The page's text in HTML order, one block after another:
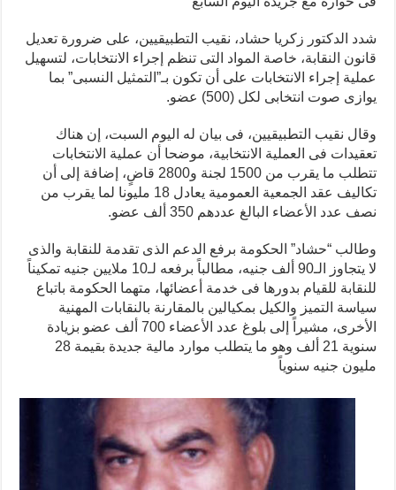
شدد الدكتور زكريا حشاد، نقيب التطبيقيين، على ضرورة تعديل
قانون النقابة، خاصة المواد التى تنظم إجراء الانتخابات، لتسهيل
عملية إجراء الانتخابات على أن تكون بـ”التمثيل النسبى” بما
يوازى صوت انتخابى لكل (500) عضو.
وقال نقيب التطبيقيين، فى بيان له اليوم السبت، إن هناك
تعقيدات فى العملية الانتخابية، موضحا أن عملية الانتخابات
تتطلب ما يقرب من 1500 لجنة و2800 قاضٍ، إضافة إلى أن
تكاليف عقد الجمعية العمومية يعادل 18 مليونا لما يقرب من
نصف عدد الأعضاء البالغ عددهم 350 ألف عضو.
وطالب “حشاد” الحكومة برفع الدعم الذى تقدمة للنقابة والذى
لا يتجاوز الـ90 ألف جنيه، مطالباً برفعه لـ10 ملايين جنيه تمكيناً
للنقابة للقيام بدورها فى خدمة أعضائها، متهما الحكومة باتباع
سياسة التميز والكيل بمكيالين بالمقارنة بالنقابات المهنية
الأخرى، مشيراً إلى بلوغ عدد الأعضاء 700 ألف عضو بزيادة
سنوية 21 ألف وهو ما يتطلب موارد مالية جديدة بقيمة 28
مليون جنيه سنوياً